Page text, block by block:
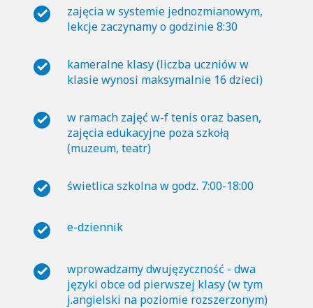
zajęcia w systemie jednozmianowym,
lekcje zaczynamy o godzinie 8:30
kameralne klasy (liczba uczniów w
klasie wynosi maksymalnie 16 dzieci)
w ramach zajęć w-f tenis oraz basen,
zajęcia edukacyjne poza szkołą
(muzeum, teatr)
świetlica szkolna w godz. 7:00-18:00
e-dziennik
wprowadzamy dwujęzyczność - dwa
języki obce od pierwszej klasy (w tym
j.angielski na poziomie rozszerzonym)